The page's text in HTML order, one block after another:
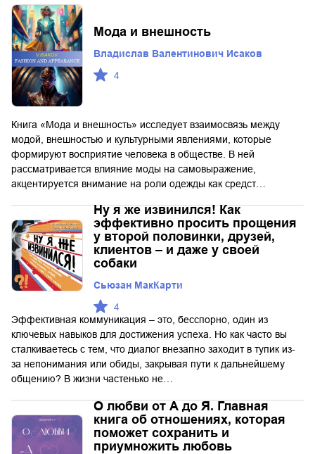
Мода и внешность
Владислав Валентинович Исаков
4
Книга «Мода и внешность» исследует взаимосвязь между
модой, внешностью и культурными явлениями, которые
формируют восприятие человека в обществе. В ней
рассматривается влияние моды на самовыражение,
акцентируется внимание на роли одежды как средст…
Ну я же извинился! Как
эффективно просить прощения
у второй половинки, друзей,
клиентов – и даже у своей
собаки
Сьюзан МакКарти
4
Эффективная коммуникация – это, бесспорно, один из
ключевых навыков для достижения успеха. Но как часто вы
сталкиваетесь с тем, что диалог внезапно заходит в тупик из-
за непонимания или обиды, закрывая пути к дальнейшему
общению? В жизни частенько не…
О любви от А до Я. Главная
книга об отношениях, которая
поможет сохранить и
приумножить любовь